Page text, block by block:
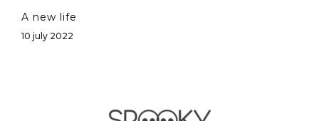
A new life
10 july 2022